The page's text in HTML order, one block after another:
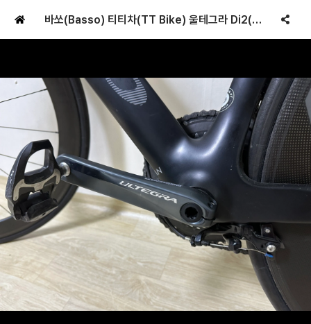
바쏘(Basso) 티티차(TT Bike) 울테그라 Di2(배송 가능)